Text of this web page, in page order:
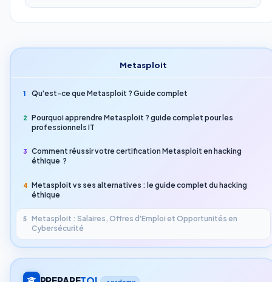
Metasploit
1 Qu'est-ce que Metasploit ? Guide complet
2
Pourquoi apprendre Metasploit ? guide complet pour les
professionnels IT
3
Comment réussir votre certification Metasploit en hacking
éthique ?
4 Metasploit vs ses alternatives : le guide complet du hacking
éthique
5
Metasploit : Salaires, Offres d'Emploi et Opportunités en
Cybersécurité